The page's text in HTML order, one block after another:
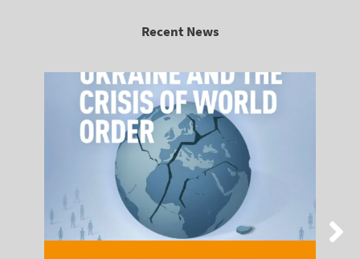
Recent News